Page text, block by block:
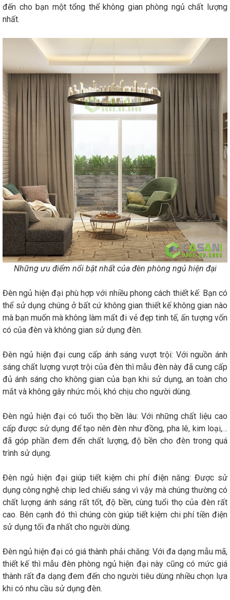
đến cho bạn một tổng thể không gian phòng ngủ chất lượng
nhất.
Những ưu điểm nổi bật nhất của đèn phòng ngủ hiện đại
Đèn ngủ hiện đại phù hợp với nhiều phong cách thiết kế: Bạn có
thể sử dụng chúng ở bất cứ không gian thiết kế không gian nào
mà bạn muốn mà không làm mất đi vẻ đẹp tinh tế, ấn tượng vốn
có của đèn và không gian sử dụng đèn.
Đèn ngủ hiện đại cung cấp ánh sáng vượt trội: Với nguồn ánh
sáng chất lượng vượt trội của đèn thì mẫu đèn này đã cung cấp
đủ ánh sáng cho không gian của bạn khi sử dụng, an toàn cho
mắt và không gây nhức mỏi, khó chịu cho người dùng.
Đèn ngủ hiện đại có tuổi thọ bền lâu: Với những chất liệu cao
cấp được sử dụng để tạo nên đèn như đồng, pha lê, kim loại,…
đã góp phần đem đến chất lượng, độ bền cho đèn trong quá
trình sử dụng.
Đèn ngủ hiện đại giúp tiết kiệm chi phí điện năng: Được sử
dụng công nghệ chip led chiếu sáng vì vậy mà chúng thường có
chất lượng ánh sáng rất tốt, độ bền, cùng tuổi thọ của đèn rất
cao. Bên cạnh đó thì chúng còn giúp tiết kiệm chi phí tiền điện
sử dụng tối đa nhất cho người dùng.
Đèn ngủ hiện đại có giá thành phải chăng: Với đa dạng mẫu mã,
thiết kế thì mẫu đèn phòng ngủ hiện đại này cũng có mức giá
thành rất đa dạng đem đến cho người tiêu dùng nhiều chọn lựa
khi có nhu cầu sử dụng đèn.